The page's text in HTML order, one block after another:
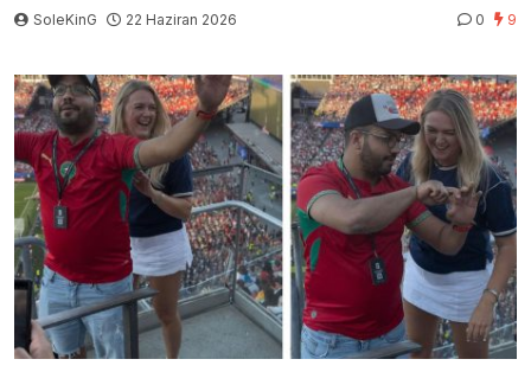
SoleKinG 22 Haziran 2026 0 9